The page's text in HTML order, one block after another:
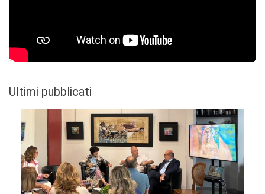
Ultimi pubblicati